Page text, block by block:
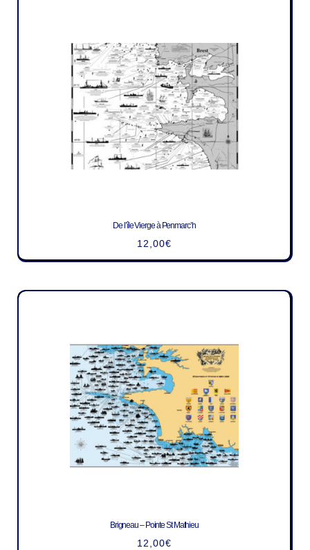
De l’île Vierge à Penmarc’h
12,00€
Brigneau – Pointe St Mathieu
12,00€